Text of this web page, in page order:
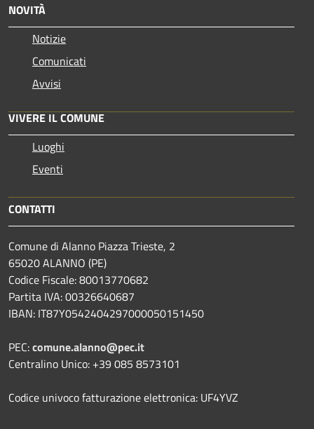
NOVITÀ
Notizie
Comunicati
Avvisi
VIVERE IL COMUNE
Luoghi
Eventi
CONTATTI
Comune di Alanno Piazza Trieste, 2
65020 ALANNO (PE)
Codice Fiscale: 80013770682
Partita IVA: 00326640687
IBAN: IT87Y0542404297000050151450
PEC:comune.alanno@pec.it
Centralino Unico: +39 085 8573101
Codice univoco fatturazione elettronica: UF4YVZ